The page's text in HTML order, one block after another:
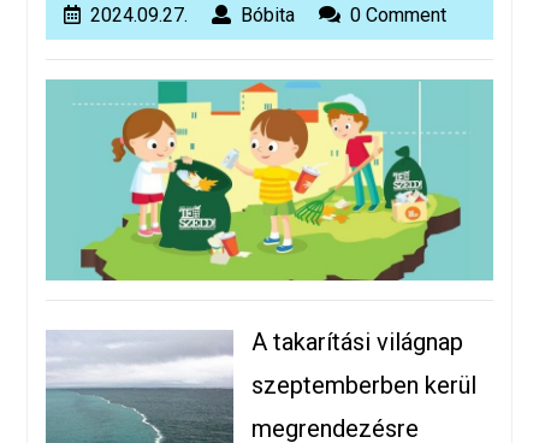
2024.09.27. 2024.09.27.
BóbitaBóbita 0 Comment
A takarítási világnap
szeptemberben kerül
megrendezésre